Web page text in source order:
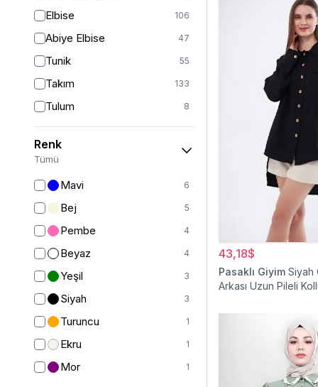
Elbise 106
Abiye Elbise 47
Tunik 55
Takım 133
Tulum 8
Pantolon 148
Etek 19
Renk
Tümü
Mavi 6
Bej 5
Pembe 4
Beyaz 4
Yeşil 3
Siyah 3
Turuncu 1
Ekru 1
Mor 1
43,18$
Pasaklı Giyim Siyah
Arkası Uzun Pileli